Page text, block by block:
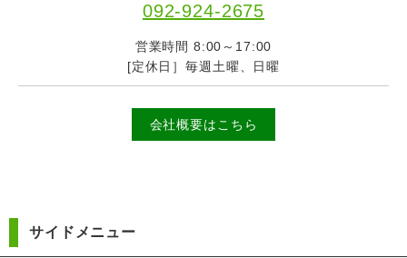
092-924-2675
営業時間 8:00～17:00
[定休日］毎週土曜、日曜
会社概要はこちら
サイドメニュー